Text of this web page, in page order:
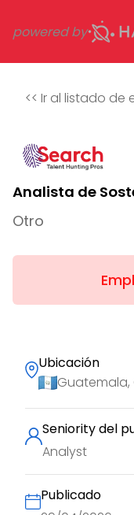
powered by
<< Ir al listado de
Analista de
Otro
Ubicación
Seniority del
Analyst
Publicado